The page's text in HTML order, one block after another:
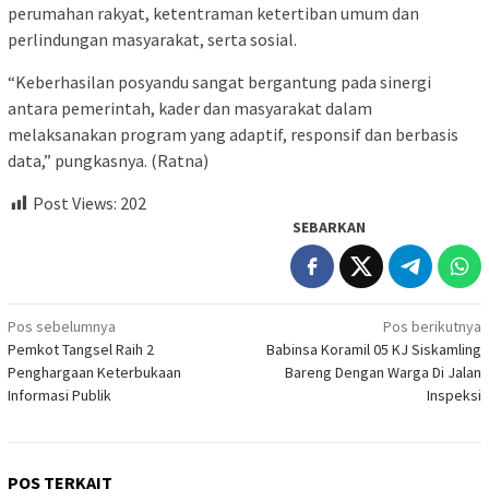
perumahan rakyat, ketentraman ketertiban umum dan
perlindungan masyarakat, serta sosial.
“Keberhasilan posyandu sangat bergantung pada sinergi
antara pemerintah, kader dan masyarakat dalam
melaksanakan program yang adaptif, responsif dan berbasis
data,” pungkasnya. (Ratna)
Post Views: 202
SEBARKAN
Navigasi
pos
Pos sebelumnya
Pemkot Tangsel Raih 2
Penghargaan Keterbukaan
Informasi Publik
Pos berikutnya
Babinsa Koramil 05 KJ Siskamling
Bareng Dengan Warga Di Jalan
Inspeksi
POS TERKAIT